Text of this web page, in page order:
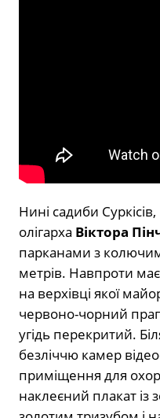
Нині садиби
олігарха Віктора
парканами з
метрів. Навпроти
на верхівці якої
червоно-чорний
угідь перекритий.
безліччю камер
приміщення для
наклеєний плакат